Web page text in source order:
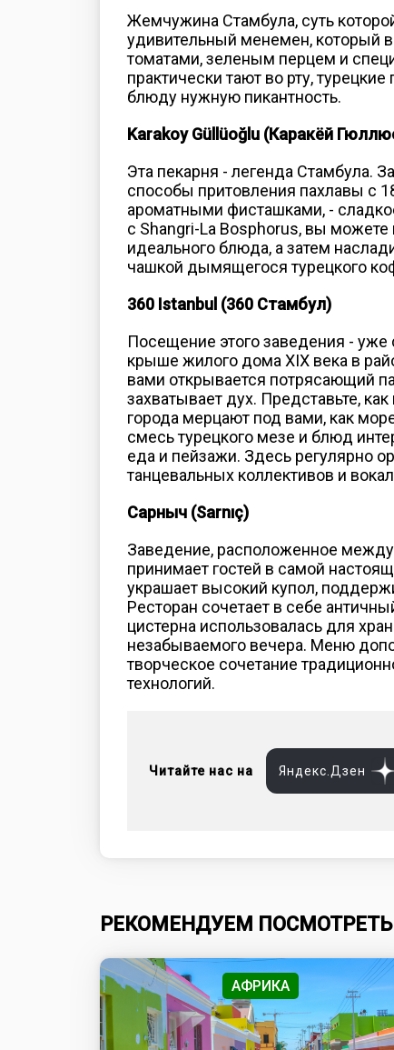
Жемчужина Стамбула, суть
удивительный менемен, который
томатами, зеленым перцем и
практически тают во рту,
блюду нужную пикантность.
Karakoy Güllüoğlu (Каракёй
Эта пекарня - легенда Стамбула.
способы притовления пахлавы с
ароматными фисташками, -
с Shangri-La Bosphorus, вы можете
идеального блюда, а затем
чашкой дымящегося турецкого
360 Istanbul (360 Стамбул)
Посещение этого заведения - уже
крыше жилого дома XIX века в
вами открывается потрясающий
захватывает дух. Представьте,
города мерцают под вами, как
смесь турецкого мезе и блюд
еда и пейзажи. Здесь регулярно
танцевальных коллективов и
Сарныч (Sarnıç)
Заведение, расположенное
принимает гостей в самой
украшает высокий купол,
Ресторан сочетает в себе
цистерна использовалась для
незабываемого вечера. Меню
творческое сочетание
технологий.
Читайте нас на Яндекс.Дзен
РЕКОМЕНДУЕМ ПОСМОТРЕТЬ
АФРИКА